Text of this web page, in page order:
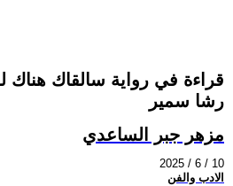
قراءة في رواية سالقاك هناك
رشا سمير
مزهر جبر الساعدي
2025 / 6 / 10
الادب والفن